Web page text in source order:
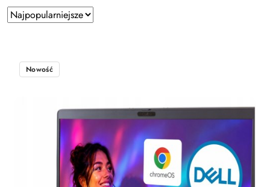
Zastosowano
sortowanie:
Sortuj
według
Nowość